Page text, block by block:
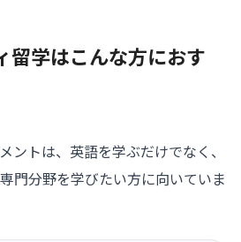
留学はこんな方におす
ントは、英語を学ぶだけでなく、
門分野を学びたい方に向いていま